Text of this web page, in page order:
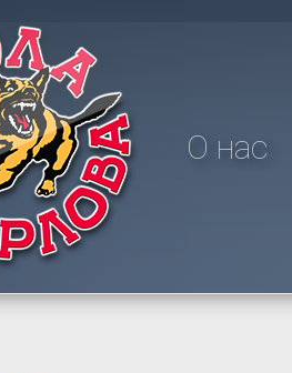
О нас